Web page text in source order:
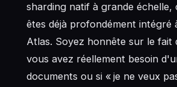
sharding natif à grande échelle,
êtes déjà profondément intégré
Atlas. Soyez honnête sur le fait
vous avez réellement besoin
documents ou si « je ne veux